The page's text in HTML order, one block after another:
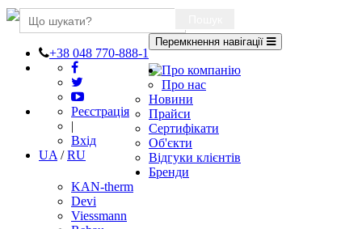
+38 048 770-888-1
Реєстрація
|
Вхід
UA /RU
Перемкнення навігації
Про компанію
Про нас
Новини
Прайси
Сертифікати
Об'єкти
Відгуки клієнтів
Бренди
KAN-therm
Devi
Viessmann